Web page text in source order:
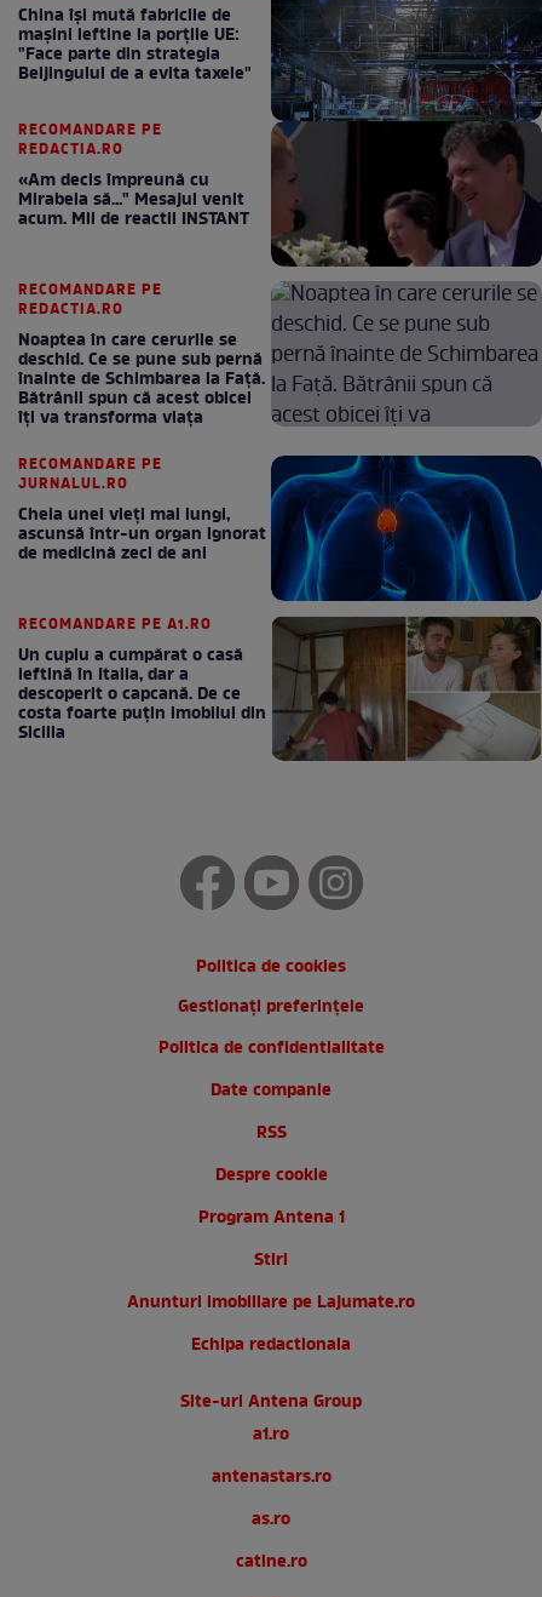
China își mută fabricile de
mașini ieftine la porțile UE:
"Face parte din strategia
Beijingului de a evita taxele"
RECOMANDARE PE
REDACTIA.RO
«Am decis împreună cu
Mirabela să..." Mesajul venit
acum. Mii de reactii INSTANT
RECOMANDARE PE
REDACTIA.RO
Noaptea în care cerurile se
deschid. Ce se pune sub pernă
înainte de Schimbarea la Față.
Bătrânii spun că acest obicei
îți va transforma viața
RECOMANDARE PE
JURNALUL.RO
Cheia unei vieți mai lungi,
ascunsă într-un organ ignorat
de medicină zeci de ani
RECOMANDARE PE A1.RO
Un cuplu a cumpărat o casă
ieftină în Italia, dar a
descoperit o capcană. De ce
costa foarte puțin imobilul din
Sicilia
Politica de cookies
Gestionați preferințele
Politica de confidentialitate
Date companie
RSS
Despre cookie
Program Antena 1
Stiri
Anunturi imobiliare pe Lajumate.ro
Echipa redactionala
Site-uri Antena Group
a1.ro
antenastars.ro
as.ro
catine.ro